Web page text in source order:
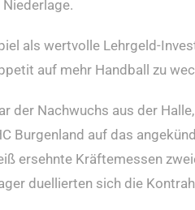
als wertvolle Lehrgeld-
auf mehr Handball zu
der Nachwuchs aus der
Burgenland auf das
ersehnte Kräftemessen
duellierten sich die